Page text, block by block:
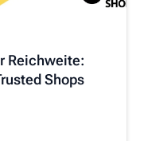
Reichweite:
Shops